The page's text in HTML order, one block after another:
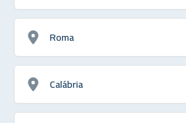
Roma
Calábria